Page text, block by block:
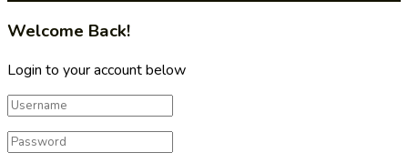
Welcome Back!
Login to your account below